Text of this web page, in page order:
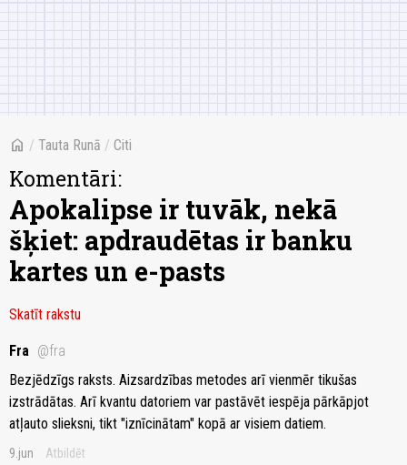
home / Tauta Runā / Citi
Komentāri:
Apokalipse ir tuvāk, nekā
šķiet: apdraudētas ir banku
kartes un e-pasts
Skatīt rakstu
Fra @fra
Bezjēdzīgs raksts. Aizsardzības metodes arī vienmēr tikušas
izstrādātas. Arī kvantu datoriem var pastāvēt iespēja pārkāpjot
atļauto slieksni, tikt "iznīcinātam" kopā ar visiem datiem.
9.jun Atbildēt